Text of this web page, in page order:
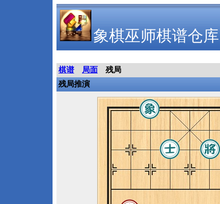
象棋巫师棋谱仓库
棋谱 局面
残局
残局推演